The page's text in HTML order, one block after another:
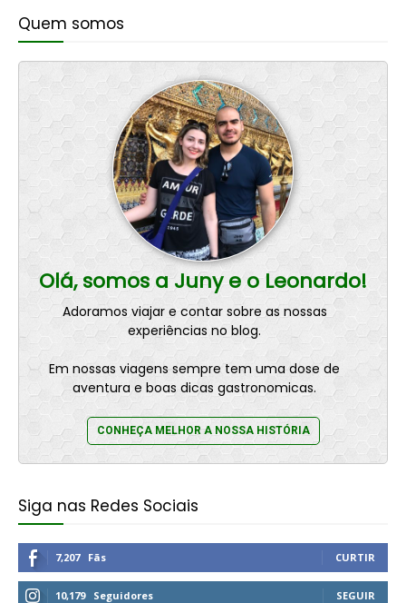
Quem somos
Olá, somos a Juny e o Leonardo!
Adoramos viajar e contar sobre as nossas
experiências no blog.
Em nossas viagens sempre tem uma dose de
aventura e boas dicas gastronomicas.
CONHEÇA MELHOR A NOSSA HISTÓRIA
Siga nas Redes Sociais
7,207 Fãs CURTIR
10,179 Seguidores SEGUIR